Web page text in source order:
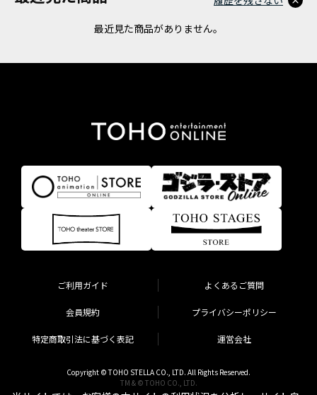
最近見た商品がありません。
ご利用ガイド よくあるご質問
会員規約 プライバシーポリシー
特定商取引法に基づく表記 運営会社
Copyright © TOHO STELLA CO., LTD. All Rights Reserved.
TM & © TOHO CO., LTD.